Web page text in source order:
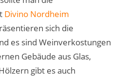
Divino Nordheim
sich die
es sind Weinverkostungen
Gebäude aus Glas,
gibt es auch